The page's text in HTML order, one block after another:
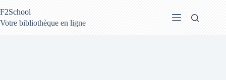
au
contenu
F2School
Votre bibliothèque en ligne